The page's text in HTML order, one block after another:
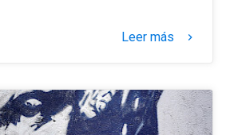
Leer más keyboard_arrow_right